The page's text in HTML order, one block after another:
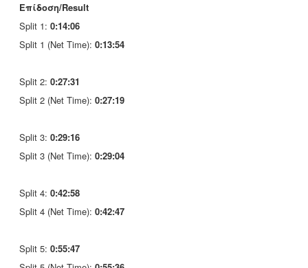
Επίδοση/Result
Split 1: 0:14:06
Split 1 (Net Time): 0:13:54
Split 2: 0:27:31
Split 2 (Net Time): 0:27:19
Split 3: 0:29:16
Split 3 (Net Time): 0:29:04
Split 4: 0:42:58
Split 4 (Net Time): 0:42:47
Split 5: 0:55:47